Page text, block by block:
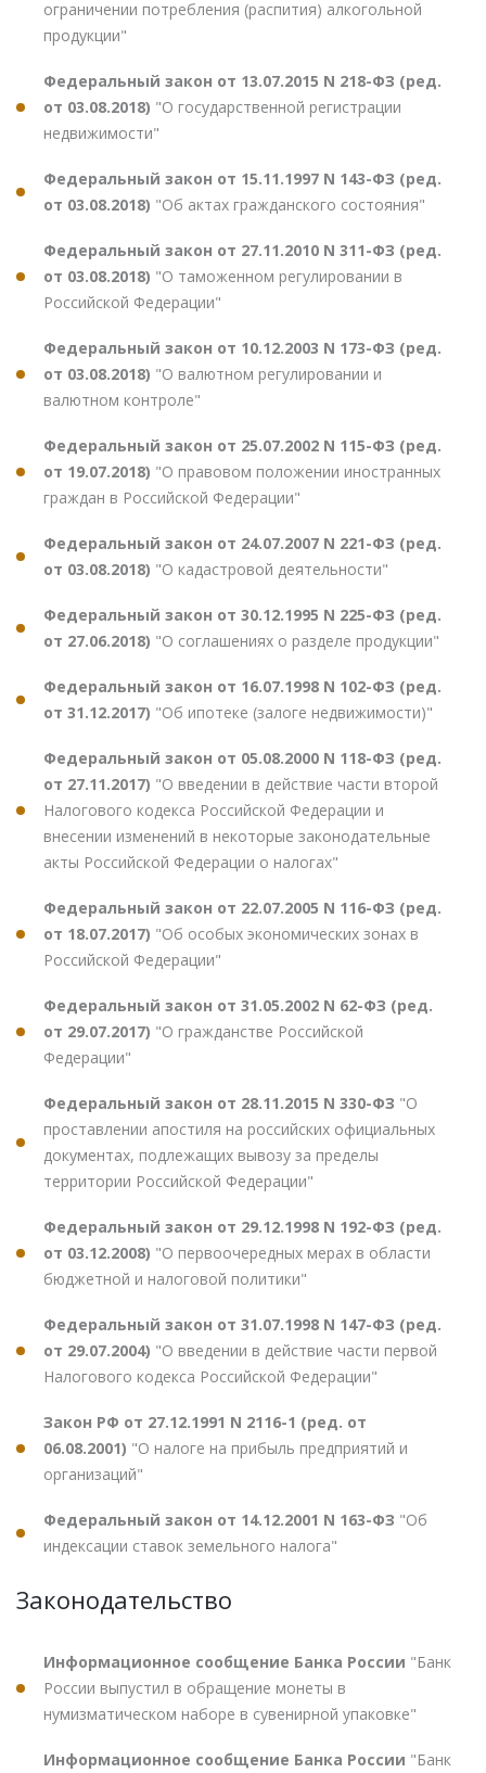
ограничении потребления (распития) алкогольной
продукции"
Федеральный закон от 13.07.2015 N 218-ФЗ (ред.
от 03.08.2018) "О государственной регистрации
недвижимости"
Федеральный закон от 15.11.1997 N 143-ФЗ (ред.
от 03.08.2018) "Об актах гражданского состояния"
Федеральный закон от 27.11.2010 N 311-ФЗ (ред.
от 03.08.2018) "О таможенном регулировании в
Российской Федерации"
Федеральный закон от 10.12.2003 N 173-ФЗ (ред.
от 03.08.2018) "О валютном регулировании и
валютном контроле"
Федеральный закон от 25.07.2002 N 115-ФЗ (ред.
от 19.07.2018) "О правовом положении иностранных
граждан в Российской Федерации"
Федеральный закон от 24.07.2007 N 221-ФЗ (ред.
от 03.08.2018) "О кадастровой деятельности"
Федеральный закон от 30.12.1995 N 225-ФЗ (ред.
от 27.06.2018) "О соглашениях о разделе продукции"
Федеральный закон от 16.07.1998 N 102-ФЗ (ред.
от 31.12.2017) "Об ипотеке (залоге недвижимости)"
Федеральный закон от 05.08.2000 N 118-ФЗ (ред.
от 27.11.2017) "О введении в действие части второй
Налогового кодекса Российской Федерации и
внесении изменений в некоторые законодательные
акты Российской Федерации о налогах"
Федеральный закон от 22.07.2005 N 116-ФЗ (ред.
от 18.07.2017) "Об особых экономических зонах в
Российской Федерации"
Федеральный закон от 31.05.2002 N 62-ФЗ (ред.
от 29.07.2017) "О гражданстве Российской
Федерации"
Федеральный закон от 28.11.2015 N 330-ФЗ "О
проставлении апостиля на российских официальных
документах, подлежащих вывозу за пределы
территории Российской Федерации"
Федеральный закон от 29.12.1998 N 192-ФЗ (ред.
от 03.12.2008) "О первоочередных мерах в области
бюджетной и налоговой политики"
Федеральный закон от 31.07.1998 N 147-ФЗ (ред.
от 29.07.2004) "О введении в действие части первой
Налогового кодекса Российской Федерации"
Закон РФ от 27.12.1991 N 2116-1 (ред. от
06.08.2001) "О налоге на прибыль предприятий и
организаций"
Федеральный закон от 14.12.2001 N 163-ФЗ "Об
индексации ставок земельного налога"
Законодательство
Информационное сообщение Банка России "Банк
России выпустил в обращение монеты в
нумизматическом наборе в сувенирной упаковке"
Информационное сообщение Банка России "Банк